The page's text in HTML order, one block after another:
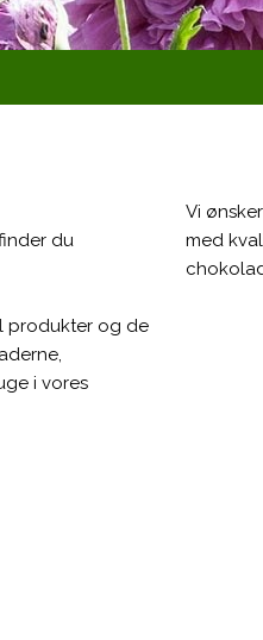
du
produkter og de
i vores
Vi
med